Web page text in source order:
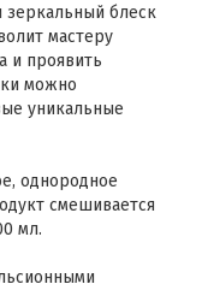
зеркальный блеск
мастеру
и проявить
можно
уникальные
однородное
смешивается
мл.